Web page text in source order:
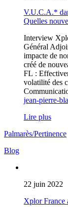
V.U.C.A.*
Quelles
Interview
Général
impacte de
créé de
FL :
volatilité des
jean-pierre-
Lire plus
Palmarès/Pertinence
Blog
22 juin 2022
Xplor France